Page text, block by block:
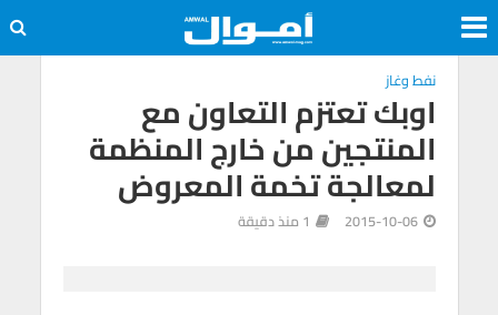
نفط وغاز
اوبك تعتزم التعاون مع
المنتجين من خارج المنظمة
لمعالجة تخمة المعروض
2015-10-06 1 منذ دقيقة